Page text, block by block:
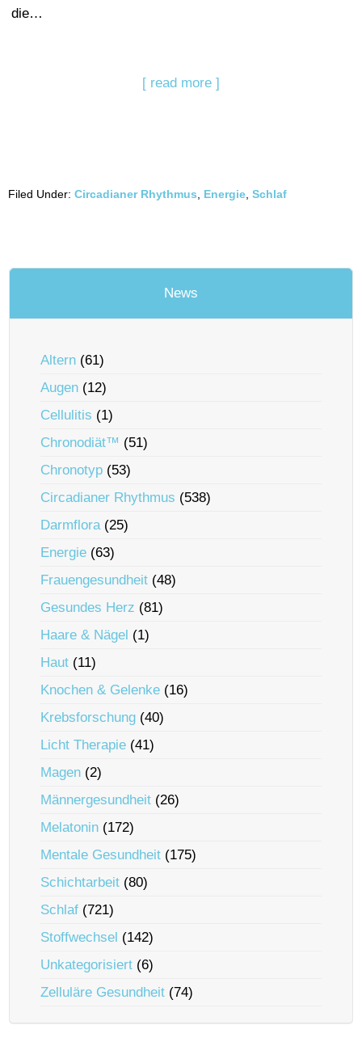
die…
[ read more ]
Filed Under: Circadianer Rhythmus Energie Schlaf
News
Altern (61)
Augen (12)
Cellulitis (1)
Chronodiät™ (51)
Chronotyp (53)
Circadianer Rhythmus (538)
Darmflora(25)
Energie (63)
Frauengesundheit (48)
Gesundes Herz (81)
Haare & Nägel (1)
Haut (11)
Knochen & Gelenke (16)
Krebsforschung (40)
Licht Therapie (41)
Magen (2)
Männergesundheit (26)
Melatonin (172)
Mentale Gesundheit (175)
Schichtarbeit (80)
Schlaf (721)
Stoffwechsel (142)
Unkategorisiert (6)
Zelluläre Gesundheit (74)